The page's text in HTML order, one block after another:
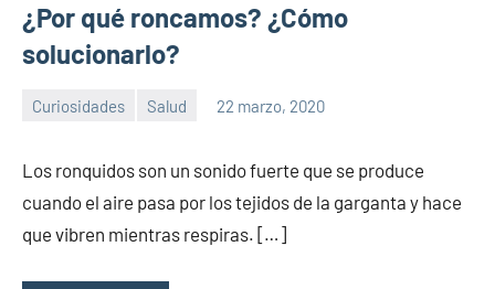
¿Por qué roncamos? ¿Cómo
solucionarlo?
Curiosidades Salud 22 marzo, 2020
la
salud
comentarios
Los ronquidos son un sonido fuerte que se produce
cuando el aire pasa por los tejidos de la garganta y hace
que vibren mientras respiras. […]